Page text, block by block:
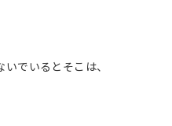
でいるとそこは、